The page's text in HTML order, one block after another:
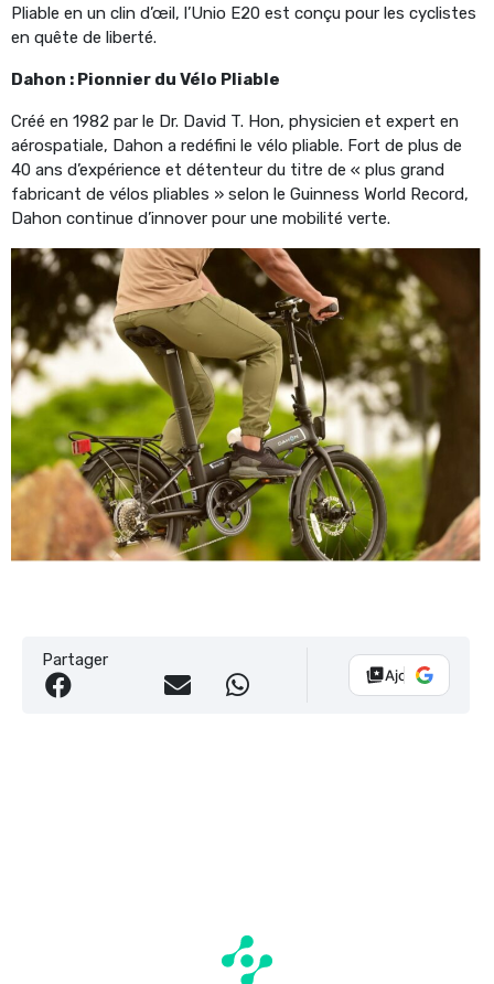
Pliable en un clin d’œil, l’Unio E20 est conçu pour les cyclistes
en quête de liberté.
Dahon : Pionnier du Vélo Pliable
Créé en 1982 par le Dr. David T. Hon, physicien et expert en
aérospatiale, Dahon a redéfini le vélo pliable. Fort de plus de
40 ans d’expérience et détenteur du titre de « plus grand
fabricant de vélos pliables » selon le Guinness World Record,
Dahon continue d’innover pour une mobilité verte.
Partager
Ajouter Vélo